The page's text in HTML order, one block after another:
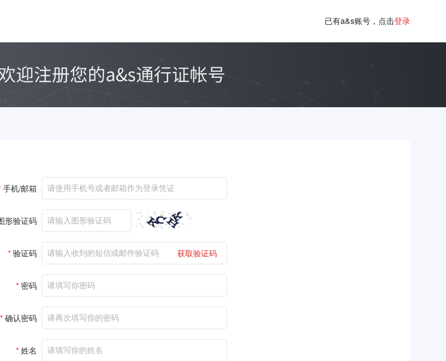
已有a&s账号，点击登录
手机/邮箱
形验证码
*验证码 获取验证码
* 密码
*确认密码
*姓名